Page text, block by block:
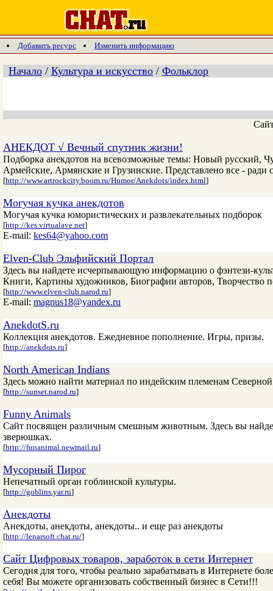
Добавить ресурс Изменить информацию
Начало / Культура и искусство / Фольклор
АНЕКДОТ √ Вечный спутник жизни!
Подборка анекдотов на всевозможные темы: Новый
Армейские, Армянские и Грузинские. Представлено все -
[http://www.artrockcity.boom.ru/Humor/Anekdots/index.html]
Могучая кучка анекдотов
Могучая кучка юмористических и развлекательных подборок
[http://kes.virtualave.net]
E-mail: kes64@yahoo.com
Elven-Club Эльфийский Портал
Здесь вы найдете исчерпывающую информацию о фэнтези-
Книги, Картины художников, Биографии авторов, Творчество
[http://www.elven-club.narod.ru]
E-mail: magnus18@yandex.ru
AnekdotS.ru
Коллекция анекдотов. Ежедневное пополнение. Игры, призы.
[http://anekdots.ru]
North American Indians
Здесь можно найти материал по индейским племенам
[http://sunset.narod.ru]
Funny Animals
Сайт посвящен различным смешным животным. Здесь вы
зверюшках.
[http://funanimal.newmail.ru]
Мусорный Пирог
Непечатный орган гоблинской культуры.
[http://goblins.yar.ru]
Анекдоты
Анекдоты, анекдоты, анекдоты.. и еще раз анекдоты
[http://lenarsoft.chat.ru/]
Cайт Цифровых товаров, заработок в сети Интернет
Сегодня для того, чтобы реально зарабатывать в Интернете
себя! Вы можете организовать собственный бизнес в Сети!!!